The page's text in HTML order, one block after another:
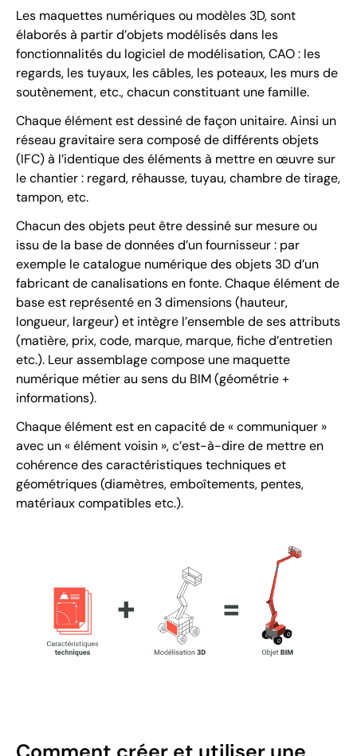
Les maquettes numériques ou modèles 3D, sont
élaborés à partir d’objets modélisés dans les
fonctionnalités du logiciel de modélisation, CAO : les
regards, les tuyaux, les câbles, les poteaux, les murs de
soutènement, etc., chacun constituant une famille.
Chaque élément est dessiné de façon unitaire. Ainsi un
réseau gravitaire sera composé de différents objets
(IFC) à l’identique des éléments à mettre en œuvre sur
le chantier : regard, réhausse, tuyau, chambre de tirage,
tampon, etc.
Chacun des objets peut être dessiné sur mesure ou
issu de la base de données d’un fournisseur : par
exemple le catalogue numérique des objets 3D d’un
fabricant de canalisations en fonte. Chaque élément de
base est représenté en 3 dimensions (hauteur,
longueur, largeur) et intègre l’ensemble de ses attributs
(matière, prix, code, marque, marque, fiche d’entretien
etc.). Leur assemblage compose une maquette
numérique métier au sens du BIM (géométrie +
informations).
Chaque élément est en capacité de « communiquer »
avec un « élément voisin », c’est-à-dire de mettre en
cohérence des caractéristiques techniques et
géométriques (diamètres, emboîtements, pentes,
matériaux compatibles etc.).